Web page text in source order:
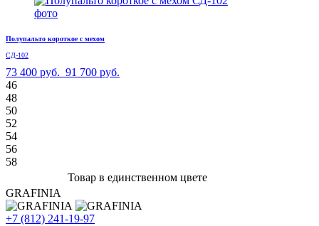
Полупальто короткое с мехом
СД-102
73 400 руб. 91 700 руб.
46
48
50
52
54
56
58
Товар в единственном цвете
GRAFINIA
+7 (812) 241-19-97